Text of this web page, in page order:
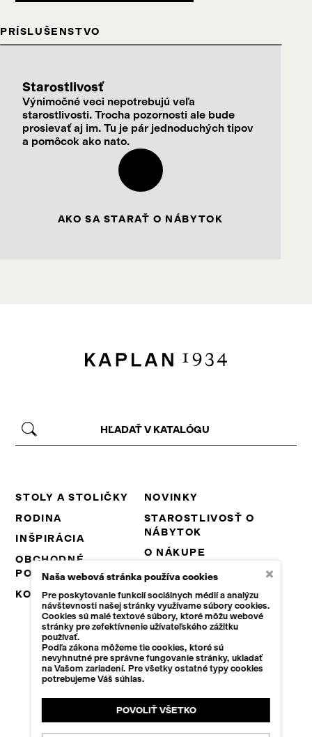
PRÍSLUŠENSTVO
Starostlivosť
Výnimočné veci nepotrebujú veľa
starostlivosti. Trocha pozornosti ale bude
prosievať aj im. Tu je pár jednoduchých tipov
a pomôcok ako nato.
AKO SA STARAŤ O NÁBYTOK
STOLY A STOLIČKY
RODINA
INŠPIRÁCIA
OBCHODNÉ
PODMIENKY
KONTAKT
NOVINKY
STAROSTLIVOSŤ O
NÁBYTOK
O NÁKUPE
NA STIAHNUTIE
KARIÉRA
B2B
© 2026 KAPLAN 1934, S.R.O.
+420 465 649 232
INFO@KAPLAN1934.CZ
NASTAVENIA COOKIES
Naša webová stránka používa cookies
Pre poskytovanie funkcií sociálnych médií a analýzu
návštevnosti našej stránky využívame súbory cookies.
Cookies sú malé textové súbory, ktoré môžu webové
stránky pre zefektívnenie užívateľského zážitku
používať.
Podľa zákona môžeme tie cookies, ktoré sú
nevyhnutné pre správne fungovanie stránky, ukladať
na Vašom zariadení. Pre všetky ostatné typy cookies
potrebujeme Váš súhlas.
POVOLIŤ VŠETKO
×